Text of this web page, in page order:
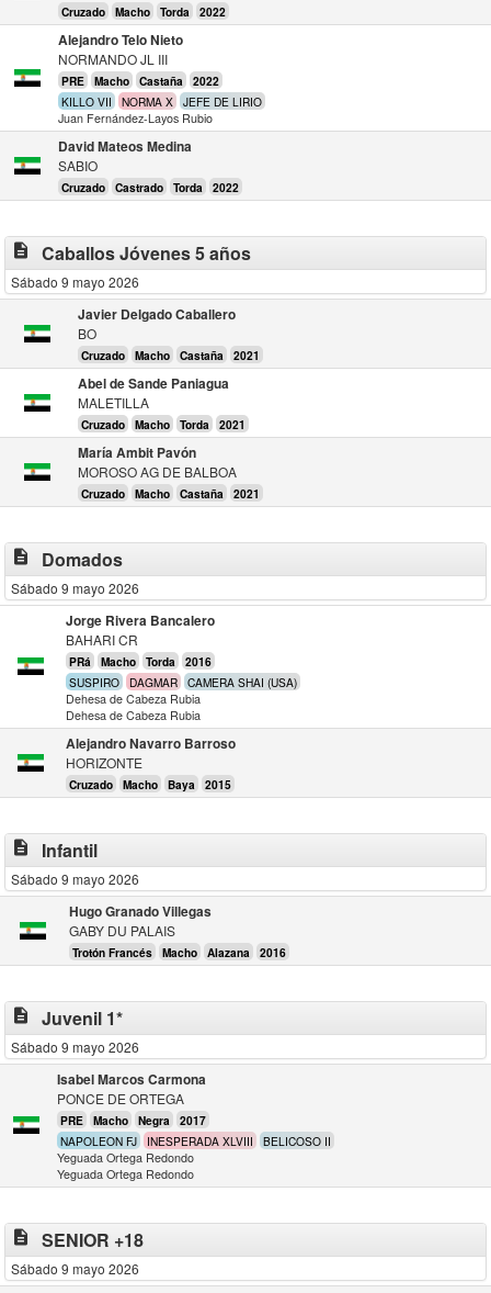
Cruzado Macho Torda 2022
Alejandro Telo Nieto
NORMANDO JL III
PRE Macho Castaña 2022
KILLO VII NORMA X JEFE DE LIRIO
Juan Fernández-Layos Rubio
David Mateos Medina
SABIO
Cruzado Castrado Torda 2022
description Caballos Jóvenes 5 años
Sábado 9 mayo 2026
Javier Delgado Caballero
BO
Cruzado Macho Castaña 2021
Abel de Sande Paniagua
MALETILLA
Cruzado Macho Torda 2021
María Ambit Pavón
MOROSO AG DE BALBOA
Cruzado Macho Castaña 2021
description Domados
Sábado 9 mayo 2026
Jorge Rivera Bancalero
BAHARI CR
PRá Macho Torda 2016
SUSPIRO DAGMAR CAMERA SHAI (USA)
Dehesa de Cabeza Rubia
Dehesa de Cabeza Rubia
Alejandro Navarro Barroso
HORIZONTE
Cruzado Macho Baya 2015
description Infantil
Sábado 9 mayo 2026
Hugo Granado Villegas
GABY DU PALAIS
Trotón Francés Macho Alazana 2016
description Juvenil 1*
Sábado 9 mayo 2026
Isabel Marcos Carmona
PONCE DE ORTEGA
PRE Macho Negra 2017
NAPOLEON FJ INESPERADA XLVIII
BELICOSO II
Yeguada Ortega Redondo
Yeguada Ortega Redondo
description SENIOR +18
Sábado 9 mayo 2026